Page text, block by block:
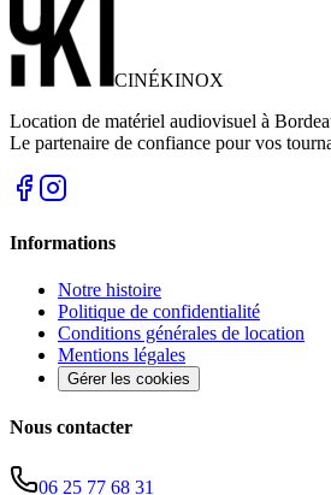
CINÉKINOX
Location de matériel audiovisuel à
Le partenaire de confiance pour vos
Informations
Notre histoire
Politique de confidentialité
Conditions générales de location
Mentions légales
Gérer les cookies
Nous contacter
06 25 77 68 31